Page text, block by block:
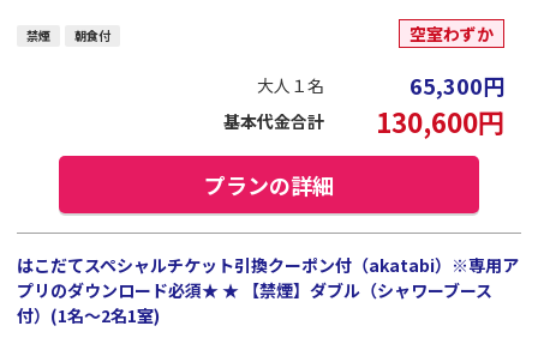
禁煙 朝食付 空室わずか
大人１名 65,300円
基本代金合計 130,600円
プランの詳細
はこだてスペシャルチケット引換クーポン付（akatabi）※専用ア
プリのダウンロード必須★ ★ 【禁煙】ダブル（シャワーブース
付）(1名～2名1室)